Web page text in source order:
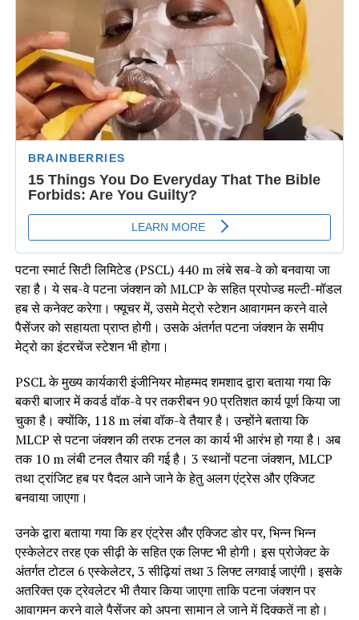
पटना स्मार्ट सिटी लिमिटेड (PSCL) 440 m लंबे सब-वे को बनवाया जा
रहा है। ये सब-वे पटना जंक्शन को MLCP के सहित प्रपोज्ड मल्टी-मॉडल
हब से कनेक्ट करेगा। फ्यूचर में, उसमे मेट्रो स्टेशन आवागमन करने वाले
पैसेंजर को सहायता प्राप्त होगी। उसके अंतर्गत पटना जंक्शन के समीप
मेट्रो का इंटरचेंज स्टेशन भी होगा।
PSCL के मुख्य कार्यकारी इंजीनियर मोहम्मद शमशाद द्वारा बताया गया कि
बकरी बाजार में कवर्ड वॉक-वे पर तकरीबन 90 प्रतिशत कार्य पूर्ण किया जा
चुका है। क्योंकि, 118 m लंबा वॉक-वे तैयार है। उन्होंने बताया कि
MLCP से पटना जंक्शन की तरफ टनल का कार्य भी आरंभ हो गया है। अब
तक 10 m लंबी टनल तैयार की गई है। 3 स्थानों पटना जंक्शन, MLCP
तथा ट्रांजिट हब पर पैदल आने जाने के हेतु अलग एंट्रेस और एक्जिट
बनवाया जाएगा।
उनके द्वारा बताया गया कि हर एंट्रेस और एक्जिट डोर पर, भिन्न भिन्न
एस्केलेटर तरह एक सीढ़ी के सहित एक लिफ्ट भी होगी। इस प्रोजेक्ट के
अंतर्गत टोटल 6 एस्केलेटर, 3 सीढ़ियां तथा 3 लिफ्ट लगवाई जाएंगी। इसके
अतरिक्त एक ट्रेवलेटर भी तैयार किया जाएगा ताकि पटना जंक्शन पर
आवागमन करने वाले पैसेंजर को अपना सामान ले जाने में दिक्कतें ना हो।